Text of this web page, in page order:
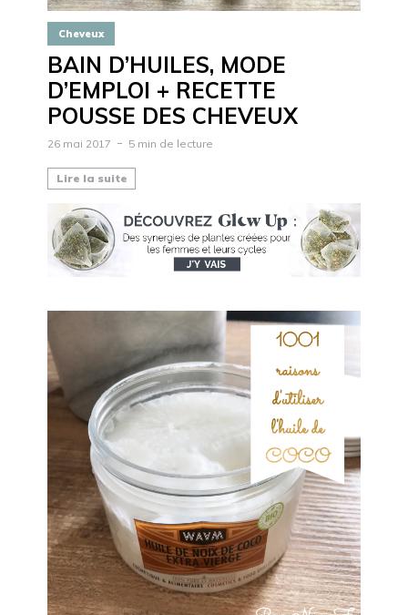
Cheveux
BAIN D’HUILES, MODE
D’EMPLOI + RECETTE
POUSSE DES CHEVEUX
26 mai 2017 5 min de lecture
Lire la suite